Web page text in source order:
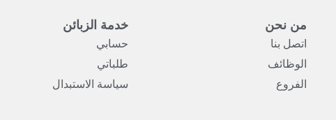
من نحن
اتصل بنا
الوظائف
الفروع
خدمة الزبائن
حسابي
طلباتي
سياسة الاستبدال